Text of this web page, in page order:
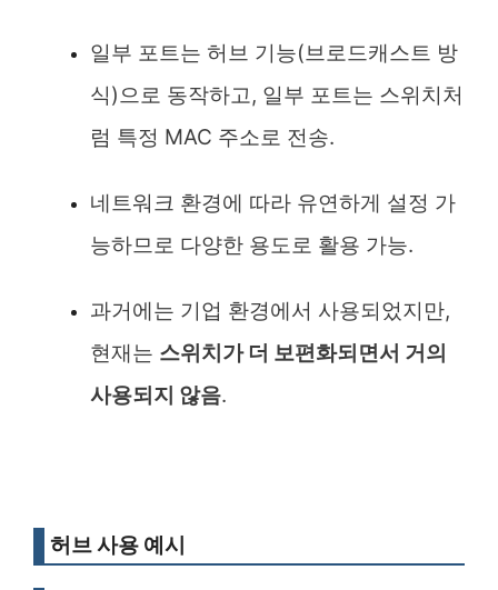
일부 포트는 허브 기능(브로드캐스트 방
식)으로 동작하고, 일부 포트는 스위치처
럼 특정 MAC 주소로 전송.
네트워크 환경에 따라 유연하게 설정 가
능하므로 다양한 용도로 활용 가능.
과거에는 기업 환경에서 사용되었지만,
현재는 스위치가 더 보편화되면서 거의
사용되지 않음.
허브 사용 예시